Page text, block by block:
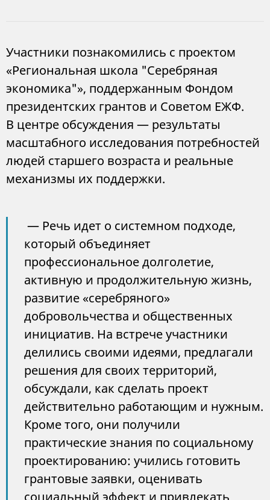
Участники познакомились с проектом
«Региональная школа "Серебряная
экономика"», поддержанным Фондом
президентских грантов и Советом ЕЖФ.
В центре обсуждения — результаты
масштабного исследования потребностей
людей старшего возраста и реальные
механизмы их поддержки.
— Речь идет о системном подходе,
который объединяет
профессиональное долголетие,
активную и продолжительную жизнь,
развитие «серебряного»
добровольчества и общественных
инициатив. На встрече участники
делились своими идеями, предлагали
решения для своих территорий,
обсуждали, как сделать проект
действительно работающим и нужным.
Кроме того, они получили
практические знания по социальному
проектированию: учились готовить
грантовые заявки, оценивать
социальный эффект и привлекать